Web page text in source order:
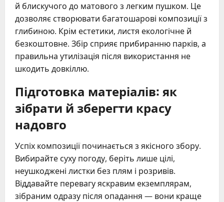
й блискучого до матового з легким пушком. Це
дозволяє створювати багатошарові композиції з
глибиною. Крім естетики, листя екологічне й
безкоштовне. Збір сприяє прибиранню парків, а
правильна утилізація після використання не
шкодить довкіллю.
Підготовка матеріалів: як
зібрати й зберегти красу
надовго
Успіх композиції починається з якісного збору.
Вибирайте суху погоду, беріть лише цілі,
неушкоджені листки без плям і розривів.
Віддавайте перевагу яскравим екземплярам,
зібраним одразу після опадання — вони краще